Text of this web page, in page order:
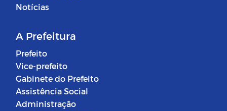
Notícias
A Prefeitura
Prefeito
Vice-prefeito
Gabinete do Prefeito
Assistência Social
Administração